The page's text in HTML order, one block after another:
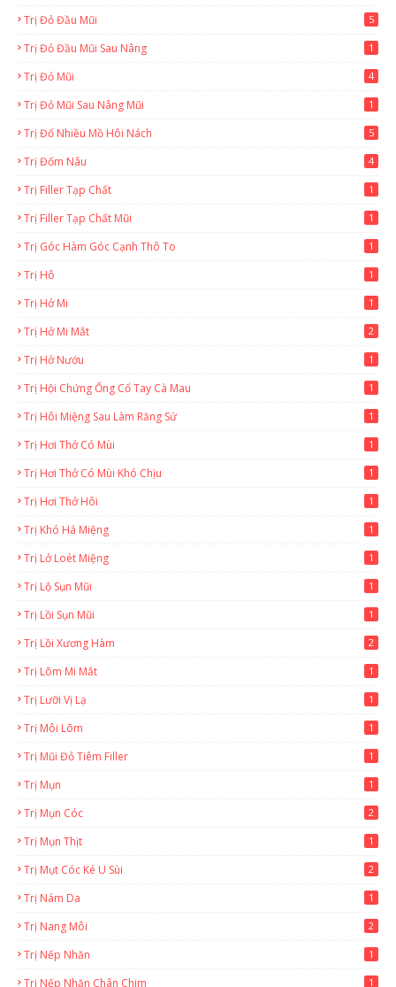
Trị Đỏ Đầu Mũi 5
Trị Đỏ Đầu Mũi Sau Nâng 1
Trị Đỏ Mũi 4
Trị Đỏ Mũi Sau Nâng Mũi 1
Trị Đổ Nhiều Mồ Hôi Nách 5
Trị Đốm Nâu 4
Trị Filler Tạp Chất 1
Trị Filler Tạp Chất Mũi 1
Trị Góc Hàm Góc Cạnh Thô To 1
Trị Hô 1
Trị Hở Mi 1
Trị Hở Mi Mắt 2
Trị Hở Nướu 1
Trị Hội Chứng Ống Cổ Tay Cà Mau 1
Trị Hôi Miệng Sau Làm Răng Sứ 1
Trị Hơi Thở Có Mùi 1
Trị Hơi Thở Có Mùi Khó Chịu 1
Trị Hơi Thở Hôi 1
Trị Khó Há Miệng 1
Trị Lở Loét Miệng 1
Trị Lộ Sụn Mũi 1
Trị Lồi Sụn Mũi 1
Trị Lồi Xương Hàm 2
Trị Lõm Mi Mắt 1
Trị Lưỡi Vị Lạ 1
Trị Môi Lõm 1
Trị Mũi Đỏ Tiêm Filler 1
Trị Mụn 1
Trị Mụn Cóc 2
Trị Mụn Thịt 1
Trị Mụt Cóc Ké U Sùi 2
Trị Nám Da 1
Trị Nang Môi 2
Trị Nếp Nhăn 1
Trị Nếp Nhăn Chân Chim 1